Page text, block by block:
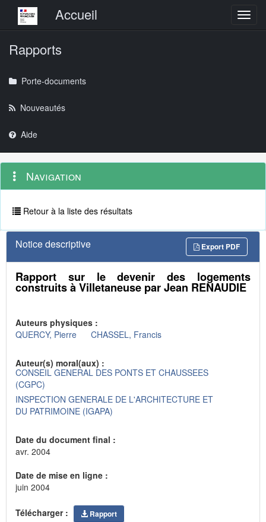
Menu principalAccueil
Rapports
Porte-documents
Nouveautés
Aide
Navigation
outils
Menu
contextuel
Navigation
Retour à la liste des résultats
Notice descriptive Export PDF
Rapport sur le devenir des logements
construits à Villetaneuse par Jean RENAUDIE
Auteurs physiques :
QUERCY, Pierre
CHASSEL, Francis
Auteur(s) moral(aux) :
CONSEIL GENERAL DES PONTS ET CHAUSSEES
(CGPC)
INSPECTION GENERALE DE L'ARCHITECTURE ET
DU PATRIMOINE (IGAPA)
Date du document final :
avr. 2004
Date de mise en ligne :
juin 2004
Télécharger : Rapport